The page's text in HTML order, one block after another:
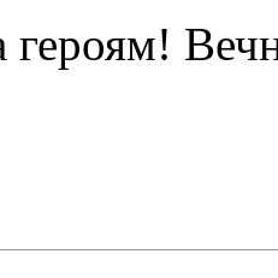
героям!